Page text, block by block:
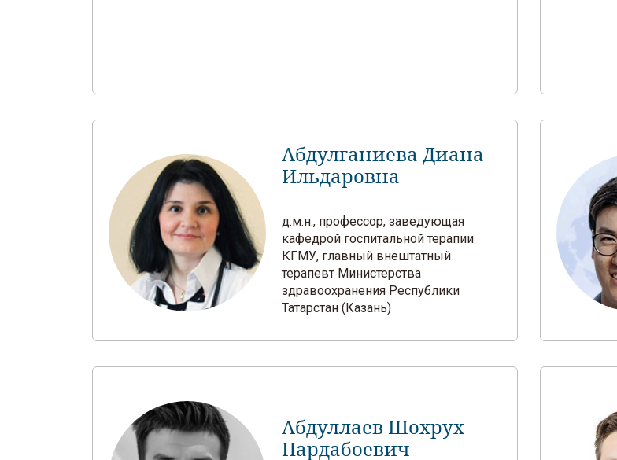
Абдулганиева Диана
Ильдаровна
д.м.н., профессор, заведующая
кафедрой госпитальной терапии
КГМУ, главный внештатный
терапевт Министерства
здравоохранения Республики
Татарстан (Казань)
Абдуллаев Шохрух
Пардабоевич